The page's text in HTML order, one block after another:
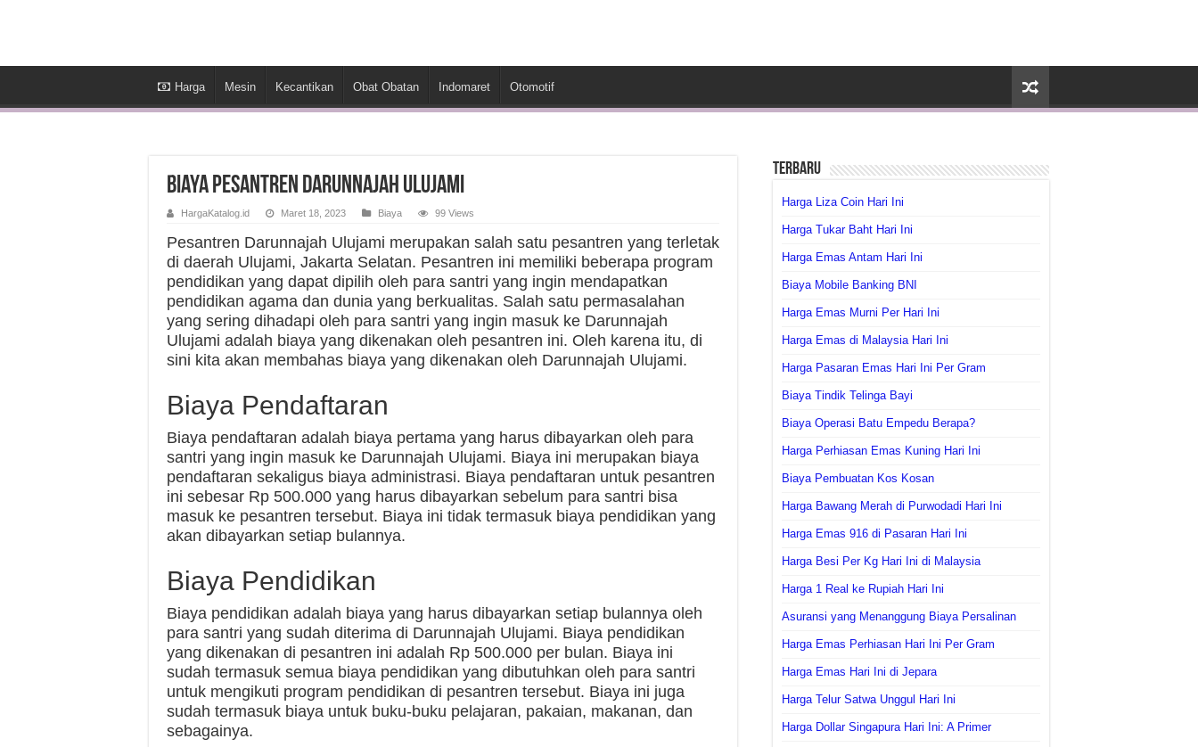
Harga Mesin Kecantikan Obat Obatan Indomaret Otomotif
Biaya Pesantren Darunnajah Ulujami
HargaKatalog.id Maret 18, 2023 Biaya 99 Views
Pesantren Darunnajah Ulujami merupakan salah satu pesantren yang terletak
di daerah Ulujami, Jakarta Selatan. Pesantren ini memiliki beberapa program
pendidikan yang dapat dipilih oleh para santri yang ingin mendapatkan
pendidikan agama dan dunia yang berkualitas. Salah satu permasalahan
yang sering dihadapi oleh para santri yang ingin masuk ke Darunnajah
Ulujami adalah biaya yang dikenakan oleh pesantren ini. Oleh karena itu, di
sini kita akan membahas biaya yang dikenakan oleh Darunnajah Ulujami.
Biaya Pendaftaran
Biaya pendaftaran adalah biaya pertama yang harus dibayarkan oleh para
santri yang ingin masuk ke Darunnajah Ulujami. Biaya ini merupakan biaya
pendaftaran sekaligus biaya administrasi. Biaya pendaftaran untuk pesantren
ini sebesar Rp 500.000 yang harus dibayarkan sebelum para santri bisa
masuk ke pesantren tersebut. Biaya ini tidak termasuk biaya pendidikan yang
akan dibayarkan setiap bulannya.
Biaya Pendidikan
Biaya pendidikan adalah biaya yang harus dibayarkan setiap bulannya oleh
para santri yang sudah diterima di Darunnajah Ulujami. Biaya pendidikan
yang dikenakan di pesantren ini adalah Rp 500.000 per bulan. Biaya ini
sudah termasuk semua biaya pendidikan yang dibutuhkan oleh para santri
untuk mengikuti program pendidikan di pesantren tersebut. Biaya ini juga
sudah termasuk biaya untuk buku-buku pelajaran, pakaian, makanan, dan
sebagainya.
Terbaru
Harga Liza Coin Hari Ini
Harga Tukar Baht Hari Ini
Harga Emas Antam Hari Ini
Biaya Mobile Banking BNI
Harga Emas Murni Per Hari Ini
Harga Emas di Malaysia Hari Ini
Harga Pasaran Emas Hari Ini Per Gram
Biaya Tindik Telinga Bayi
Biaya Operasi Batu Empedu Berapa?
Harga Perhiasan Emas Kuning Hari Ini
Biaya Pembuatan Kos Kosan
Harga Bawang Merah di Purwodadi Hari Ini
Harga Emas 916 di Pasaran Hari Ini
Harga Besi Per Kg Hari Ini di Malaysia
Harga 1 Real ke Rupiah Hari Ini
Asuransi yang Menanggung Biaya Persalinan
Harga Emas Perhiasan Hari Ini Per Gram
Harga Emas Hari Ini di Jepara
Harga Telur Satwa Unggul Hari Ini
Harga Dollar Singapura Hari Ini: A Primer